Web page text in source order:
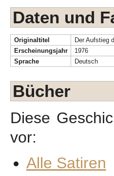
Daten und
Originaltitel
Der Aufstieg
Erscheinungsjahr
1976
Sprache
Deutsch
Bücher
Diese
vor:
Alle Satiren